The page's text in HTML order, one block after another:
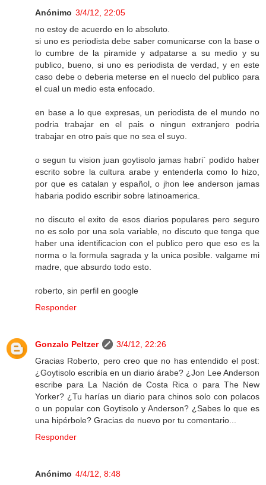
Anónimo 3/4/12, 22:05
no estoy de acuerdo en lo absoluto.
si uno es periodista debe saber comunicarse con la base o
lo cumbre de la piramide y adpatarse a su medio y su
publico, bueno, si uno es periodista de verdad, y en este
caso debe o deberia meterse en el nueclo del publico para
el cual un medio esta enfocado.
en base a lo que expresas, un periodista de el mundo no
podria trabajar en el pais o ningun extranjero podria
trabajar en otro pais que no sea el suyo.
o segun tu vision juan goytisolo jamas habri` podido haber
escrito sobre la cultura arabe y entenderla como lo hizo,
por que es catalan y español, o jhon lee anderson jamas
habaria podido escribir sobre latinoamerica.
no discuto el exito de esos diarios populares pero seguro
no es solo por una sola variable, no discuto que tenga que
haber una identificacion con el publico pero que eso es la
norma o la formula sagrada y la unica posible. valgame mi
madre, que absurdo todo esto.
roberto, sin perfil en google
Responder
Gonzalo Peltzer
3/4/12, 22:26
Gracias Roberto, pero creo que no has entendido el post:
¿Goytisolo escribía en un diario árabe? ¿Jon Lee Anderson
escribe para La Nación de Costa Rica o para The New
Yorker? ¿Tu harías un diario para chinos solo con polacos
o un popular con Goytisolo y Anderson? ¿Sabes lo que es
una hipérbole? Gracias de nuevo por tu comentario...
Responder
Anónimo 4/4/12, 8:48